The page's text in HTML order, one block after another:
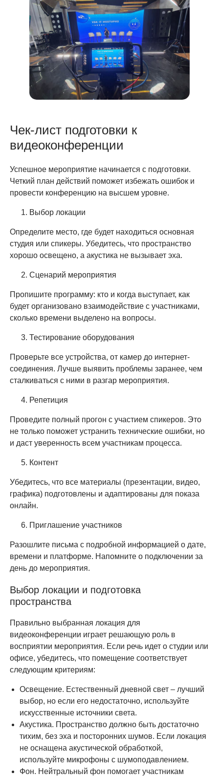
Чек-лист подготовки к
видеоконференции
Успешное мероприятие начинается с подготовки.
Четкий план действий поможет избежать ошибок и
провести конференцию на высшем уровне.
Выбор локации
Определите место, где будет находиться основная
студия или спикеры. Убедитесь, что пространство
хорошо освещено, а акустика не вызывает эха.
Сценарий мероприятия
Пропишите программу: кто и когда выступает, как
будет организовано взаимодействие с участниками,
сколько времени выделено на вопросы.
Тестирование оборудования
Проверьте все устройства, от камер до интернет-
соединения. Лучше выявить проблемы заранее, чем
сталкиваться с ними в разгар мероприятия.
Репетиция
Проведите полный прогон с участием спикеров. Это
не только поможет устранить технические ошибки, но
и даст уверенность всем участникам процесса.
Контент
Убедитесь, что все материалы (презентации, видео,
графика) подготовлены и адаптированы для показа
онлайн.
Приглашение участников
Разошлите письма с подробной информацией о дате,
времени и платформе. Напомните о подключении за
день до мероприятия.
Выбор локации и подготовка
пространства
Правильно выбранная локация для
видеоконференции играет решающую роль в
восприятии мероприятия. Если речь идет о студии или
офисе, убедитесь, что помещение соответствует
следующим критериям:
Освещение. Естественный дневной свет – лучший
выбор, но если его недостаточно, используйте
искусственные источники света.
Акустика. Пространство должно быть достаточно
тихим, без эха и посторонних шумов. Если локация
не оснащена акустической обработкой,
используйте микрофоны с шумоподавлением.
Фон. Нейтральный фон помогает участникам